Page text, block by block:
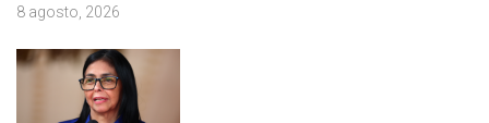
8 agosto, 2026